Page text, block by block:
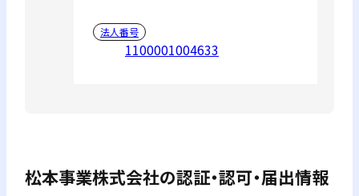
法人番号
1100001004633
松本事業株式会社の認証・認可・届出情報